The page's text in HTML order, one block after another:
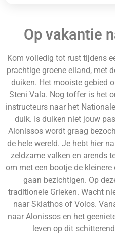
Op vakantie
Kom volledig tot rust tijdens
prachtige groene eiland, met
duiken. Het mooiste gebied
Steni Vala. Nog toffer is het
instructeurs naar het
duik. Is duiken niet jouw
Alonissos wordt graag
de hele wereld. Je hebt hier
zeldzame valken en arends
om met een bootje de
gaan bezichtigen. Op
traditionele Grieken. Wacht
naar Skiathos of Volos.
naar Alonissos en het
leven op dit